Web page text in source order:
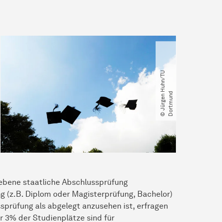
©
J
ü
r
g
e
n
H
u
h
n​
/​
T
U
D
o
r
t
m
u
nd
staatliche Abschlussprüfung
(z.B. Diplom oder Magisterprüfung, Bachelor)
als abgelegt anzusehen ist, erfragen
3% der Studienplätze sind für